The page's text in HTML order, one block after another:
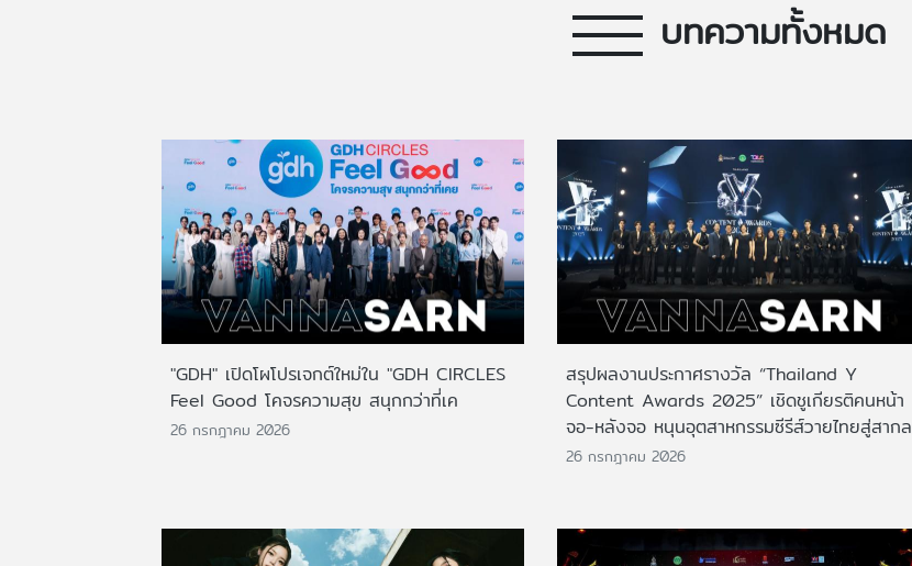
บทความทั้งหมด
"GDH" เปิดโผโปรเจกต์ใหม่ใน "GDH CIRCLES
Feel Good โคจรความสุข สนุกกว่าที่เค
26 กรกฎาคม 2026
สรุปผลงานประกาศรางวัล “Thailand Y
Content Awards 2025” เชิดชูเกียรติคนหน้า
จอ-หลังจอ หนุนอุตสาหกรรมซีรีส์วายไทยสู่สากล
26 กรกฎาคม 2026